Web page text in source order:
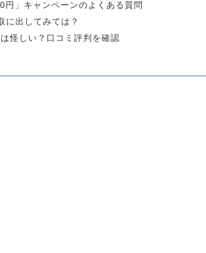
」キャンペーンのよくある質問
に出してみては？
怪しい？口コミ評判を確認